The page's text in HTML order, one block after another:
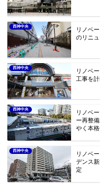
西神中央
リノベ
のリニ
西神中央
リノベ
工事を
西神中央
リノベ
ー再整
やく本
西神中央
リノベ
デンス
定